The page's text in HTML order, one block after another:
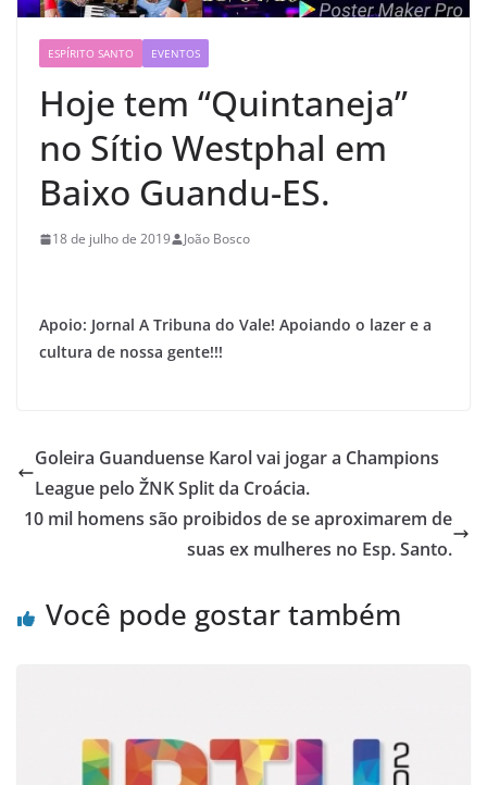
ESPÍRITO SANTO EVENTOS
Hoje tem “Quintaneja”
no Sítio Westphal em
Baixo Guandu-ES.
18 de julho de 2019 João Bosco
Apoio: Jornal A Tribuna do Vale! Apoiando o lazer e a
cultura de nossa gente!!!
Goleira Guanduense Karol vai jogar a Champions
League pelo ŽNK Split da Croácia.
10 mil homens são proibidos de se aproximarem de
suas ex mulheres no Esp. Santo.
Você pode gostar também